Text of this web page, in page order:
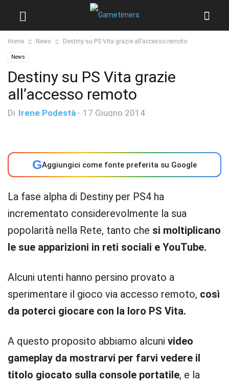
Home News Destiny su PS Vita grazie all’accesso remoto
News
Destiny su PS Vita grazie
all’accesso remoto
Di Irene Podestà - 17 Giugno 2014
GAggiungici come fonte preferita su Google
La fase alpha di Destiny per PS4 ha
incrementato considerevolmente la sua
popolarità nella Rete, tanto che si moltiplicano
le sue apparizioni in reti sociali e YouTube.
Alcuni utenti hanno persino provato a
sperimentare il gioco via accesso remoto, così
da poterci giocare con la loro PS Vita.
A questo proposito abbiamo alcuni video
gameplay da mostrarvi per farvi vedere il
titolo giocato sulla console portatile, e la